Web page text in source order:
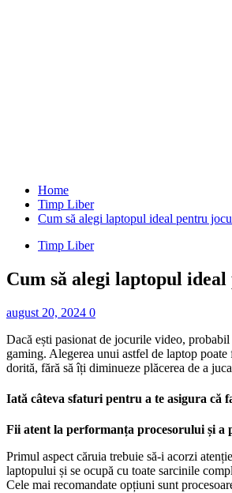
Home
Timp Liber
Cum să alegi laptopul ideal pentru
Timp Liber
Cum să alegi laptopul
august 20, 2024 0
Dacă ești pasionat de jocurile video,
gaming. Alegerea unui astfel de laptop
dorită, fără să îți diminueze plăcerea de a
Iată câteva sfaturi pentru a te asigura că
Fii atent la performanța procesorului și a
Primul aspect căruia trebuie să-i acorzi
laptopului și se ocupă cu toate sarcinile
Cele mai recomandate opțiuni sunt